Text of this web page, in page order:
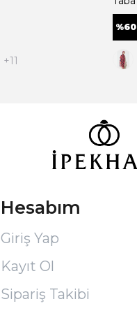
+11
%60
Hesabım
Giriş Yap
Kayıt Ol
Sipariş Takibi